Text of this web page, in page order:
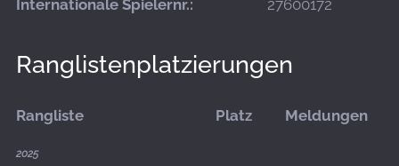
Internationale Spielernr.:
27600172
Ranglistenplatzierungen
Rangliste Platz Meldungen
2025